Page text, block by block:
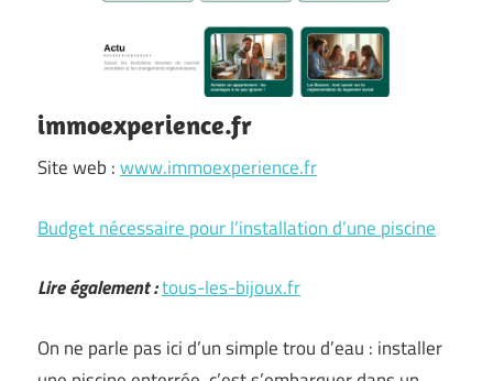
immoexperience.fr
Site web :www.immoexperience.fr
Budget nécessaire pour l’installation d’une piscine
Lire également :tous-les-bijoux.fr
On ne parle pas ici d’un simple trou d’eau : installer